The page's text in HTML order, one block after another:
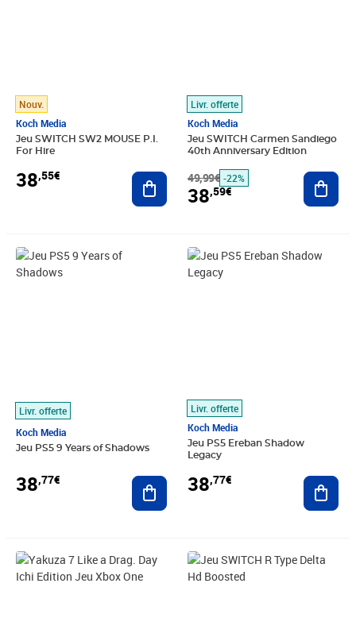
Nouv.
Koch Media
Jeu SWITCH SW2 MOUSE P.I.
For Hire
38,55€ Ajouter au panier
Livr. offerte
Koch Media
Jeu SWITCH Carmen Sandiego
40th Anniversary Edition
49,99€ -22%
38,59€
Livr. offerte
Koch Media
Jeu PS5 9 Years of Shadows
38,77€
Prix 38,77€
Ajouter au panier
Livr. offerte
Koch Media
Jeu PS5 Ereban Shadow
Legacy
38,77€
Prix 38,77€
Prix 39,12€ Prix 39,13€